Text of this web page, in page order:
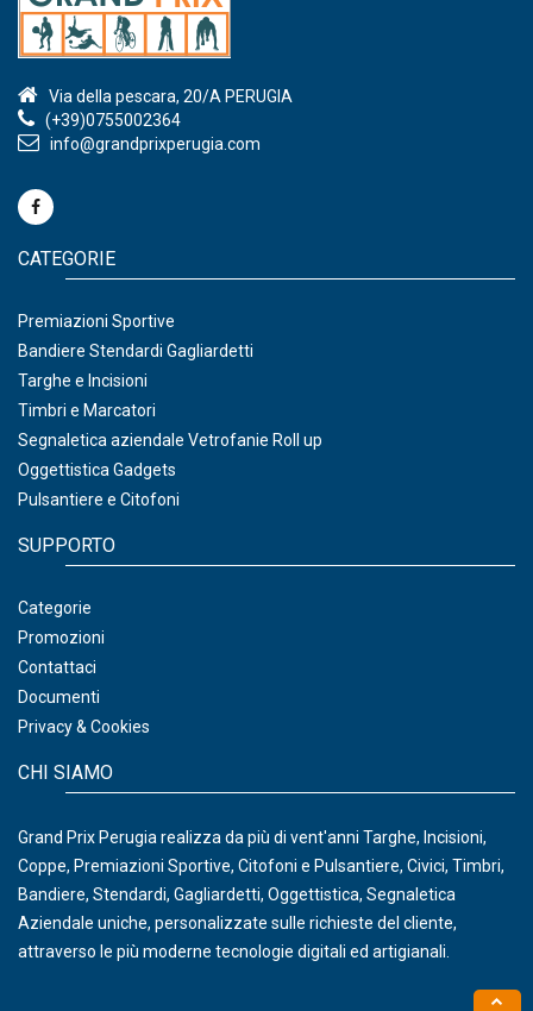
Via della pescara, 20/A PERUGIA
(+39)0755002364
info@grandprixperugia.com
CATEGORIE
Premiazioni Sportive
Bandiere Stendardi Gagliardetti
Targhe e Incisioni
Timbri e Marcatori
Segnaletica aziendale Vetrofanie Roll up
Oggettistica Gadgets
Pulsantiere e Citofoni
SUPPORTO
Categorie
Promozioni
Contattaci
Documenti
Privacy & Cookies
CHI SIAMO
Grand Prix Perugia realizza da più di vent'anni Targhe, Incisioni,
Coppe, Premiazioni Sportive, Citofoni e Pulsantiere, Civici, Timbri,
Bandiere, Stendardi, Gagliardetti, Oggettistica, Segnaletica
Aziendale uniche, personalizzate sulle richieste del cliente,
attraverso le più moderne tecnologie digitali ed artigianali.